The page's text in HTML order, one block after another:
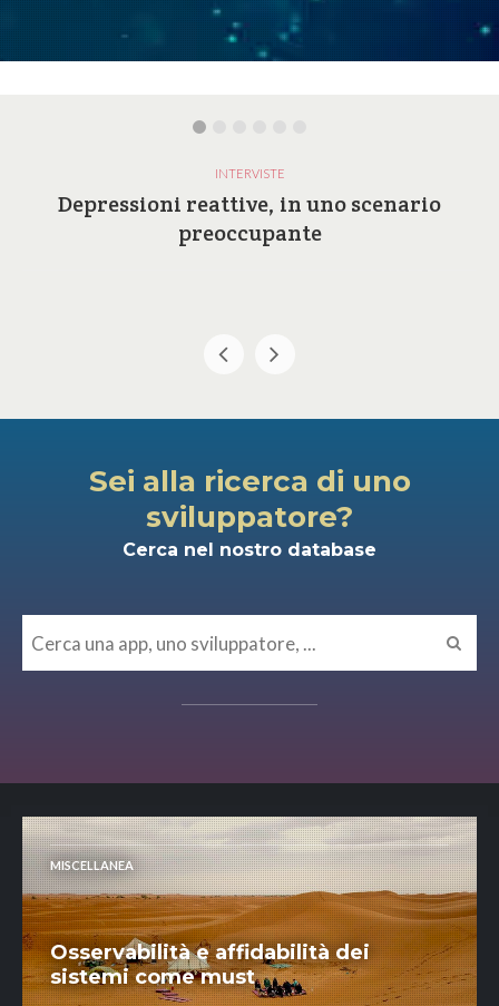
INTERVISTE
Depressioni reattive, in uno scenario
preoccupante
Sei alla ricerca di uno
sviluppatore?
Cerca nel nostro database
MISCELLANEA
Osservabilità e affidabilità dei
sistemi come must